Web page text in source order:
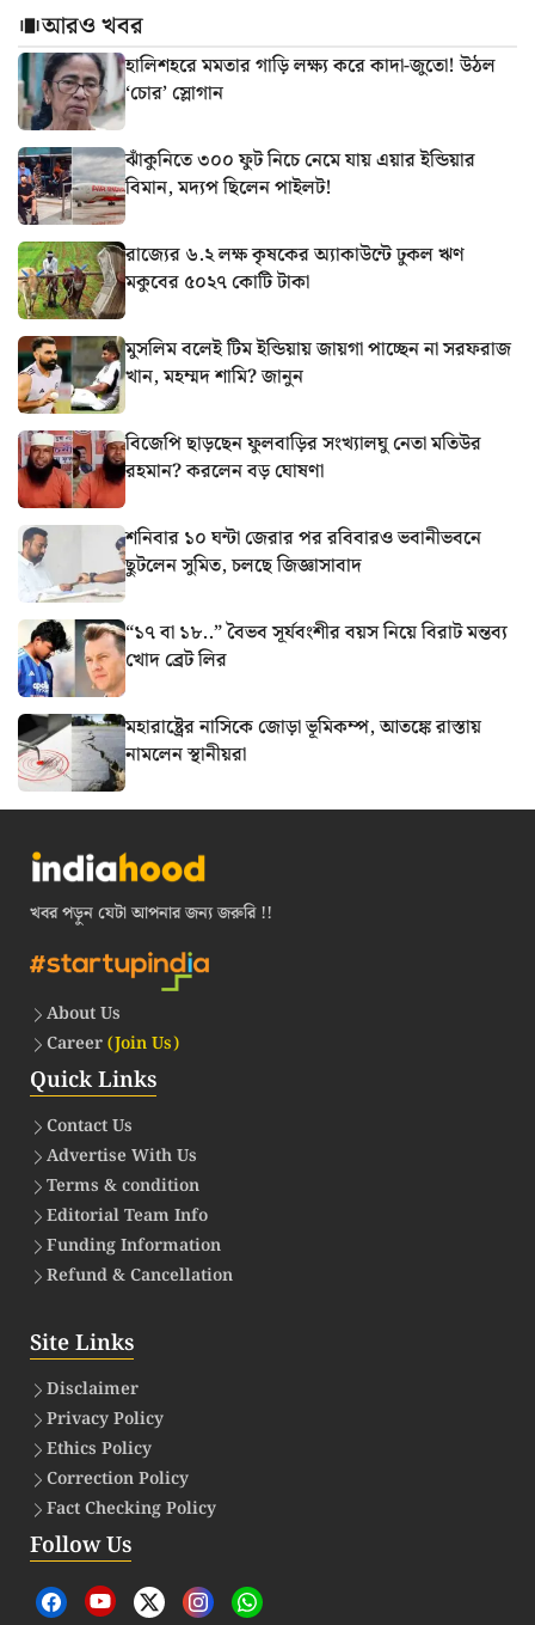
আরও খবর
হালিশহরে মমতার গাড়ি লক্ষ্য করে কাদা-জুতো! উঠল
‘চোর’ স্লোগান
ঝাঁকুনিতে ৩০০ ফুট নিচে নেমে যায় এয়ার ইন্ডিয়ার
বিমান, মদ্যপ ছিলেন পাইলট!
রাজ্যের ৬.২ লক্ষ কৃষকের অ্যাকাউন্টে ঢুকল ঋণ
মকুবের ৫০২৭ কোটি টাকা
মুসলিম বলেই টিম ইন্ডিয়ায় জায়গা পাচ্ছেন না সরফরাজ
খান, মহম্মদ শামি? জানুন
বিজেপি ছাড়ছেন ফুলবাড়ির সংখ্যালঘু নেতা মতিউর
রহমান? করলেন বড় ঘোষণা
শনিবার ১০ ঘন্টা জেরার পর রবিবারও ভবানীভবনে
ছুটলেন সুমিত, চলছে জিজ্ঞাসাবাদ
“১৭ বা ১৮..” বৈভব সূর্যবংশীর বয়স নিয়ে বিরাট মন্তব্য
খোদ ব্রেট লির
মহারাষ্ট্রের নাসিকে জোড়া ভূমিকম্প, আতঙ্কে রাস্তায়
নামলেন স্থানীয়রা
খবর পড়ুন যেটা আপনার জন্য জরুরি !!
About Us
Career(Join Us)
Quick Links
Contact Us
Advertise With Us
Terms & condition
Editorial Team Info
Funding Information
Refund & Cancellation
Site Links
Disclaimer
Privacy Policy
Ethics Policy
Correction Policy
Fact Checking Policy
Follow Us